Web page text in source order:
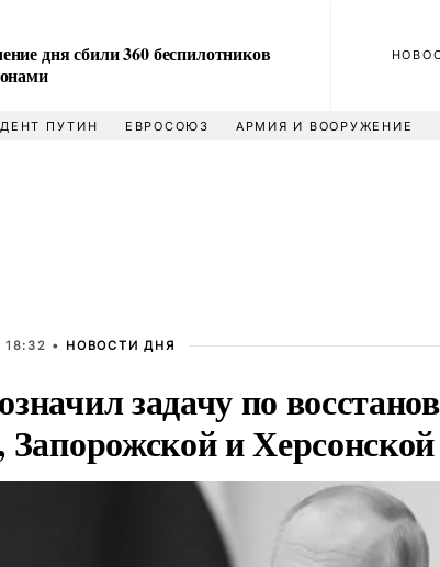
дня сбили 360 беспилотников
ПУТИН ЕВРОСОЮЗ АРМИЯ И ВООРУЖЕНИЕ
• НОВОСТИ ДНЯ
задачу по
Запорожской и